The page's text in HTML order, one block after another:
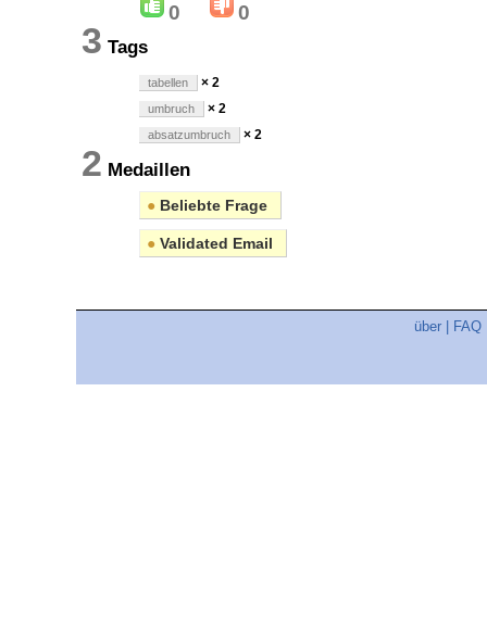
0 0
3 Tags
tabellen × 2
umbruch × 2
absatzumbruch × 2
2 Medaillen
● Beliebte Frage
● Validated Email
über FAQ